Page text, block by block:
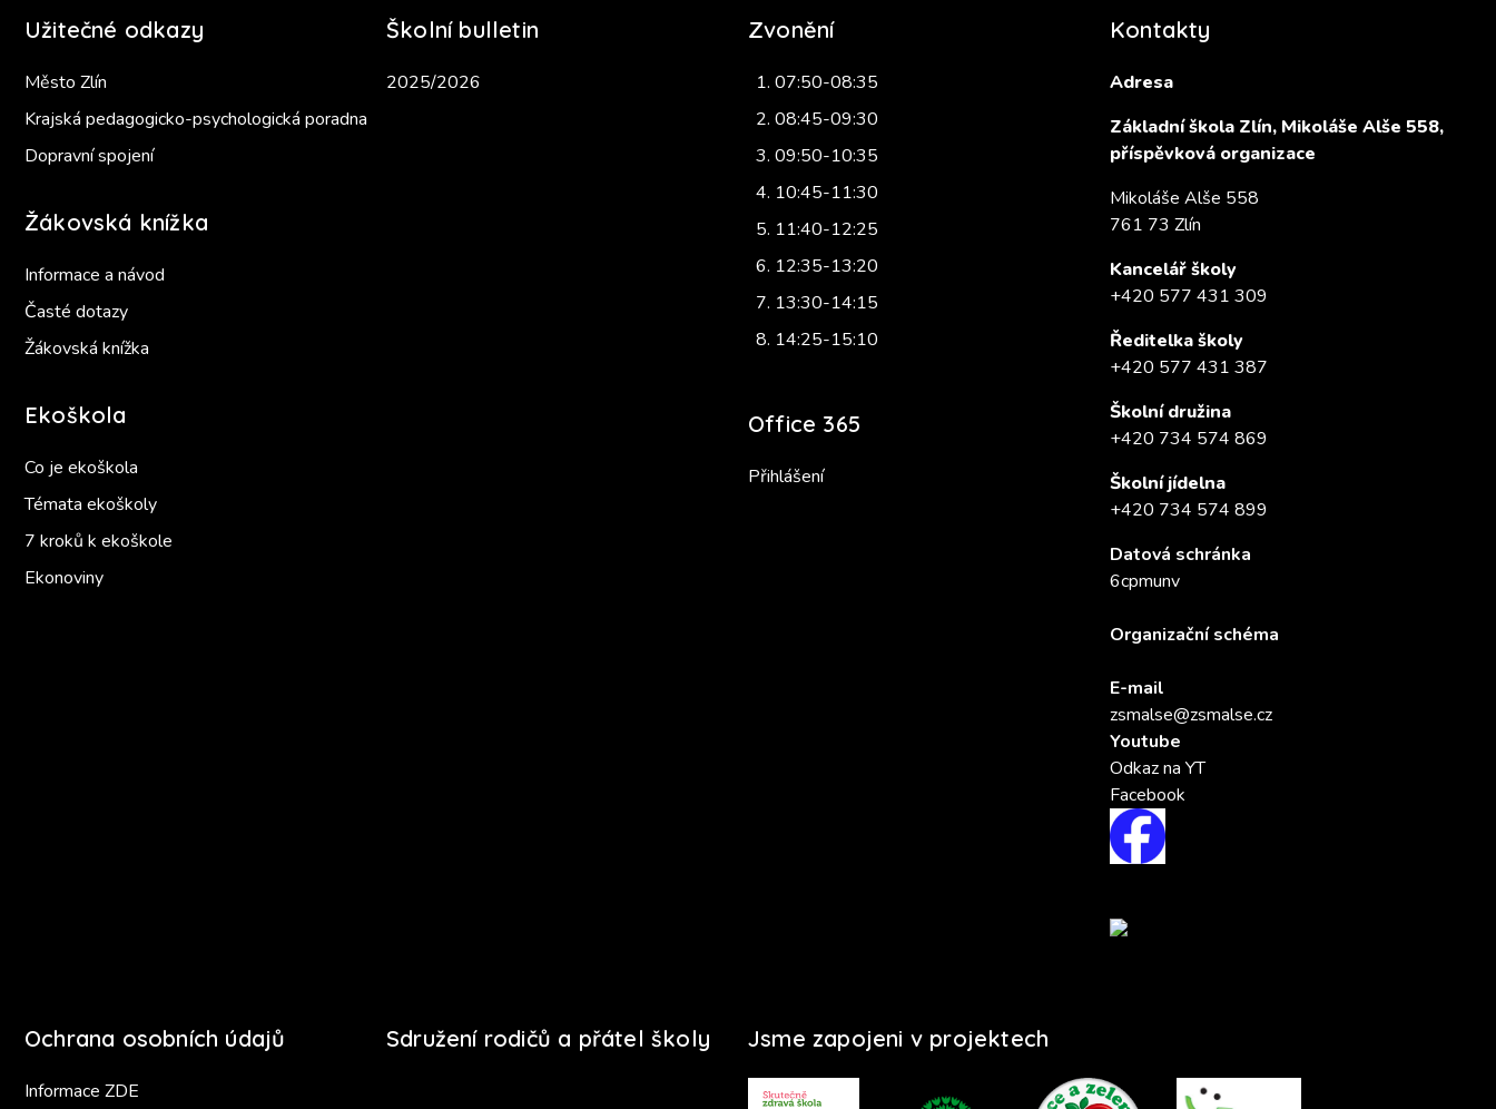
Užitečné odkazy
Město Zlín
Krajská pedagogicko-psychologická poradna
Dopravní spojení
Žákovská knížka
Informace a návod
Časté dotazy
Žákovská knížka
Ekoškola
Co je ekoškola
Témata ekoškoly
7 kroků k ekoškole
Ekonoviny
Školní bulletin
2025/2026
Zvonění
07:50-08:35
08:45-09:30
09:50-10:35
10:45-11:30
11:40-12:25
12:35-13:20
13:30-14:15
14:25-15:10
Office 365
Přihlášení
Kontakty
Adresa
Základní škola Zlín, Mikoláše Alše 558,
příspěvková organizace
Mikoláše Alše 558
761 73 Zlín
Kancelář školy
+420 577 431 309
Ředitelka školy
+420 577 431 387
Školní družina
+420 734 574 869
Školní jídelna
+420 734 574 899
Datová schránka
6cpmunv
Organizační schéma
E-mail
zsmalse@zsmalse.cz
Youtube
Odkaz na YT
Facebook
Ochrana osobních údajů
Informace ZDE
Sdružení rodičů a přátel školy Jsme zapojeni v projektech